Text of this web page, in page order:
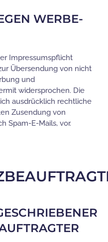
WERBE-
Impressumspflicht
Übersendung von nicht
und
widersprochen. Die
ausdrücklich rechtliche
Zusendung von
Spam-E-Mails, vor.